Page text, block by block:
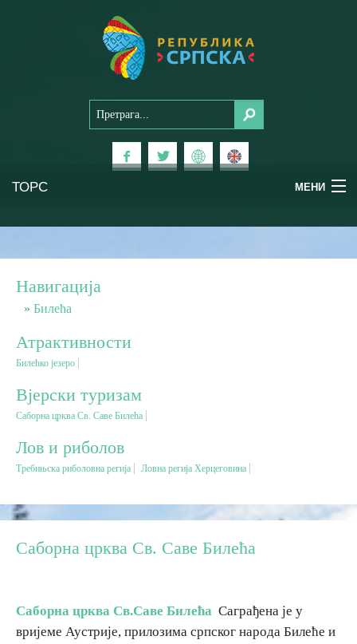
ТОРС МЕНИ
Планински туризам
Бањски туризам
Вјерски туризам
Авантура
Лов и риболов
Навигација
Билећа
Атрактивности
Билећко језеро
Вјерски туризам
Саборна црква Св. Саве Билећа
Лов и риболов
Требињска риболовна регија Ловна регија Херцеговина
Саборна црква Св. Саве Билећа
Саборна црква Св.Саве Билећа Саграђена је у
вријеме Аустрије, прилозима српског народа Билеће и